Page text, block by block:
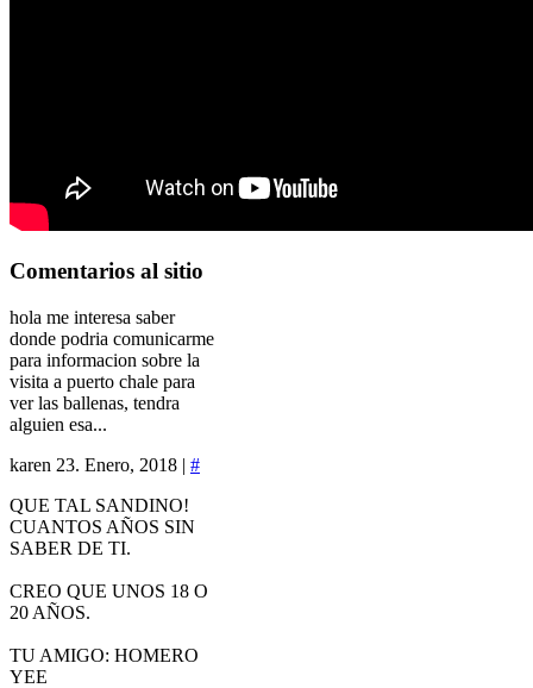
Comentarios al sitio
hola me interesa saber
donde podria comunicarme
para informacion sobre la
visita a puerto chale para
ver las ballenas, tendra
alguien esa...
karen 23. Enero, 2018 | #
QUE TAL SANDINO!
CUANTOS AÑOS SIN
SABER DE TI.
CREO QUE UNOS 18 O
20 AÑOS.
TU AMIGO: HOMERO
YEE